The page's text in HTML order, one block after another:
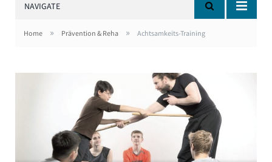
NAVIGATE
Home » Prävention & Reha » Achtsamkeits-Training